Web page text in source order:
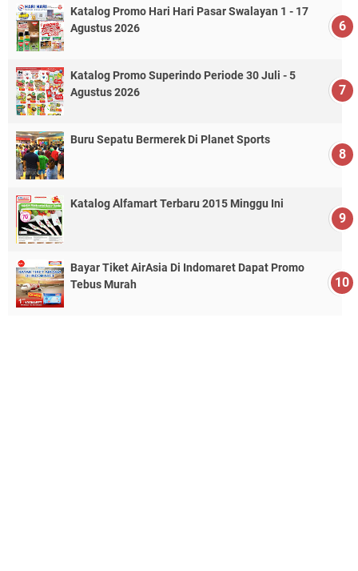
Katalog Promo Hari Hari Pasar Swalayan 1 - 17
Agustus 2026
Katalog Promo Superindo Periode 30 Juli - 5
Agustus 2026
Buru Sepatu Bermerek Di Planet Sports
Katalog Alfamart Terbaru 2015 Minggu Ini
Bayar Tiket AirAsia Di Indomaret Dapat Promo
Tebus Murah